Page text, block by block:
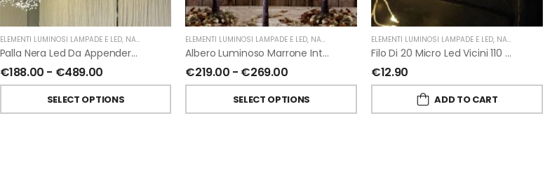
ELEMENTI LUMINOSI LAMPADE E LED, NATALE FIORIRA' UN GIARDINO
Palla Nera Led Da Appendere Di Fiorira’ Un Giardino
€188.00 - €489.00
SELECT OPTIONS
ELEMENTI LUMINOSI LAMPADE E LED, NATALE FIORIRA' UN GIARDINO
Albero Luminoso Marrone Interno-Esterno Di Fiorirà Un Giardino
€219.00 - €269.00
SELECT OPTIONS
ELEMENTI LUMINOSI LAMPADE E LED, NATALE
Filo Di 20 Micro Led Vicini 110 Cm
€12.90
ADD TO CART